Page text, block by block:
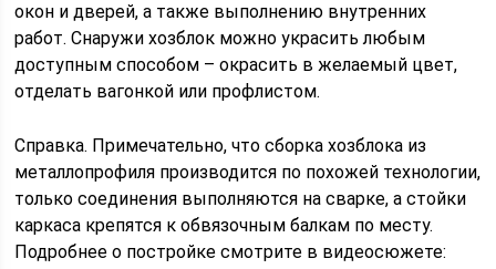
окон и дверей, а также выполнению внутренних
работ. Снаружи хозблок можно украсить любым
доступным способом – окрасить в желаемый цвет,
отделать вагонкой или профлистом.
Справка. Примечательно, что сборка хозблока из
металлопрофиля производится по похожей технологии,
только соединения выполняются на сварке, а стойки
каркаса крепятся к обвязочным балкам по месту.
Подробнее о постройке смотрите в видеосюжете: